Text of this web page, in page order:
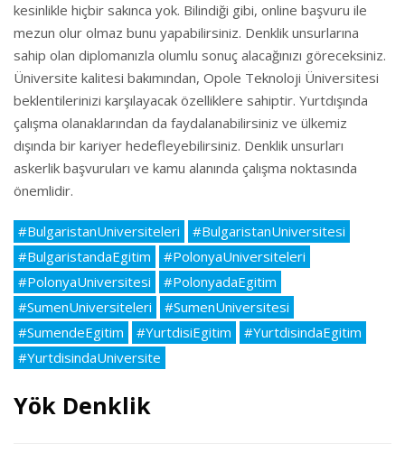
kesinlikle hiçbir sakınca yok. Bilindiği gibi, online başvuru ile
mezun olur olmaz bunu yapabilirsiniz. Denklik unsurlarına
sahip olan diplomanızla olumlu sonuç alacağınızı göreceksiniz.
Üniversite kalitesi bakımından, Opole Teknoloji Üniversitesi
beklentilerinizi karşılayacak özelliklere sahiptir. Yurtdışında
çalışma olanaklarından da faydalanabilirsiniz ve ülkemiz
dışında bir kariyer hedefleyebilirsiniz. Denklik unsurları
askerlik başvuruları ve kamu alanında çalışma noktasında
önemlidir.
#BulgaristanUniversiteleri
#BulgaristanUniversitesi
#BulgaristandaEgitim
#PolonyaUniversiteleri
#PolonyaUniversitesi
#PolonyadaEgitim
#SumenUniversiteleri
#SumenUniversitesi
#SumendeEgitim
#YurtdisiEgitim
#YurtdisindaEgitim
#YurtdisindaUniversite
Yök Denklik